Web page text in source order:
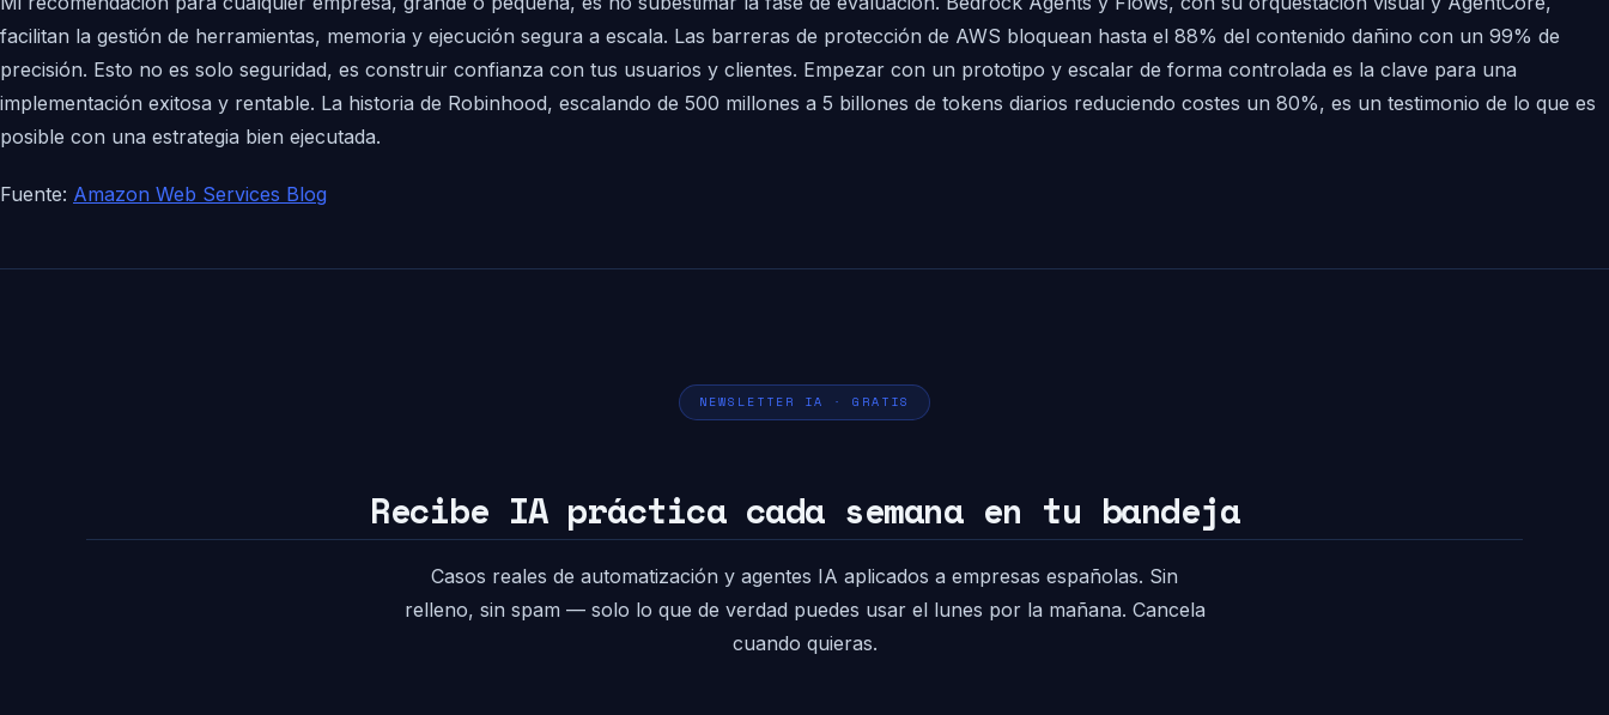
facilitan la gestión de herramientas, memoria y ejecución segura a escala. Las barreras de protección de AWS bloquean hasta el 88% del contenido dañino con un 99% de
precisión. Esto no es solo seguridad, es construir confianza con tus usuarios y clientes. Empezar con un prototipo y escalar de forma controlada es la clave para una
implementación exitosa y rentable. La historia de Robinhood, escalando de 500 millones a 5 billones de tokens diarios reduciendo costes un 80%, es un testimonio de lo que es
posible con una estrategia bien ejecutada.
Fuente: Amazon Web Services Blog
NEWSLETTER IA · GRATIS
Recibe IA práctica cada semana en tu bandeja
Casos reales de automatización y agentes IA aplicados a empresas españolas. Sin
relleno, sin spam — solo lo que de verdad puedes usar el lunes por la mañana. Cancela
cuando quieras.